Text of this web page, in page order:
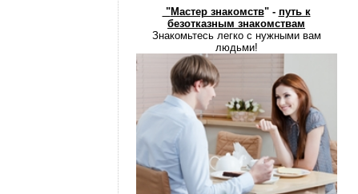
"Мастер знакомств" - путь к
безотказным знакомствам
Знакомьтесь легко с нужными вам
людьми!